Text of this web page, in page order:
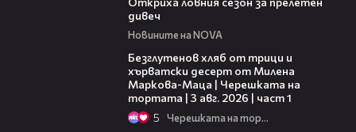
дивеч
Новините на NOVA
Безглутенов хляб от трици и
хърватски десерт от Милена
Маркова-Маца | Черешката на
тортата | 3 авг. 2026 | част 1
5 Черешката на тортата